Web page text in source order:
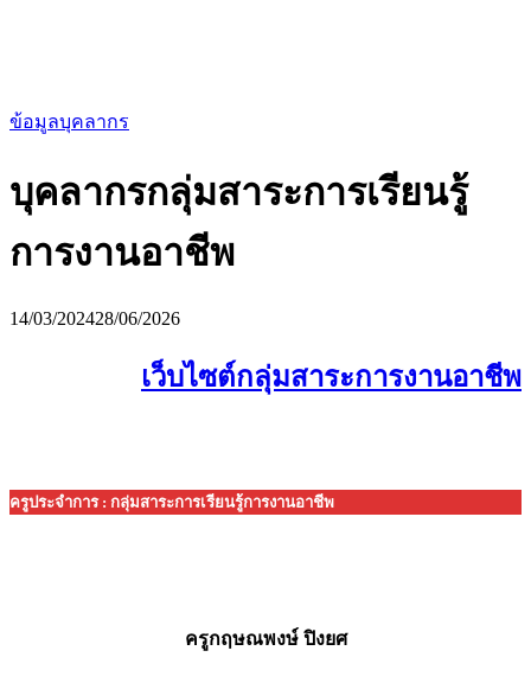
ข้อมูลบุคลากร
บุคลากรกลุ่มสาระการเรียนรู้
การงานอาชีพ
14/03/202428/06/2026
เว็บไซต์กลุ่มสาระการงานอาชีพ
ครูประจำการ : กลุ่มสาระการเรียนรู้การงานอาชีพ
ครูกฤษณพงษ์ ปิงยศ